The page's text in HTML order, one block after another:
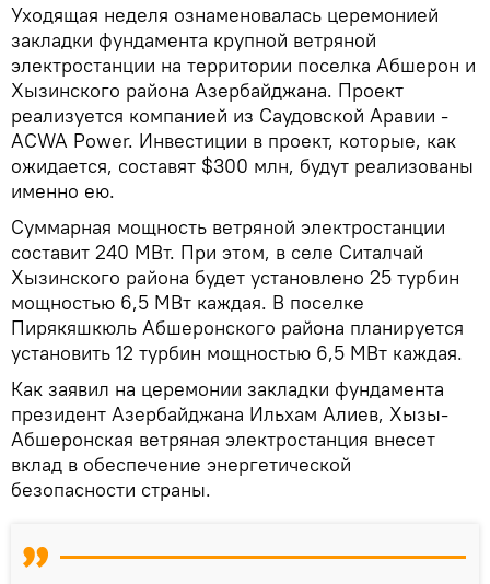
Уходящая неделя ознаменовалась церемонией
закладки фундамента крупной ветряной
электростанции на территории поселка Абшерон и
Хызинского района Азербайджана. Проект
реализуется компанией из Саудовской Аравии -
ACWA Power. Инвестиции в проект, которые, как
ожидается, составят $300 млн, будут реализованы
именно ею.
Суммарная мощность ветряной электростанции
составит 240 МВт. При этом, в селе Ситалчай
Хызинского района будет установлено 25 турбин
мощностью 6,5 МВт каждая. В поселке
Пирякяшкюль Абшеронского района планируется
установить 12 турбин мощностью 6,5 МВт каждая.
Как заявил на церемонии закладки фундамента
президент Азербайджана Ильхам Алиев, Хызы-
Абшеронская ветряная электростанция внесет
вклад в обеспечение энергетической
безопасности страны.